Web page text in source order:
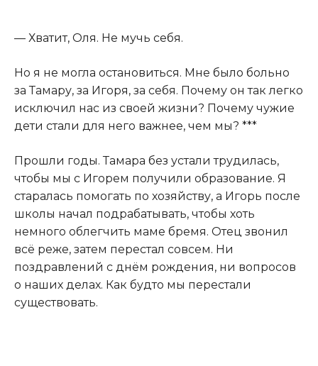
— Хватит, Оля. Не мучь себя.
Но я не могла остановиться. Мне было больно
за Тамару, за Игоря, за себя. Почему он так легко
исключил нас из своей жизни? Почему чужие
дети стали для него важнее, чем мы? ***
Прошли годы. Тамара без устали трудилась,
чтобы мы с Игорем получили образование. Я
старалась помогать по хозяйству, а Игорь после
школы начал подрабатывать, чтобы хоть
немного облегчить маме бремя. Отец звонил
всё реже, затем перестал совсем. Ни
поздравлений с днём рождения, ни вопросов
о наших делах. Как будто мы перестали
существовать.